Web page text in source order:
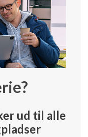
ud til alle